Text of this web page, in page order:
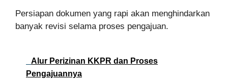
Persiapan dokumen yang rapi akan menghindarkan
banyak revisi selama proses pengajuan.
Alur Perizinan KKPR dan Proses
Pengajuannya